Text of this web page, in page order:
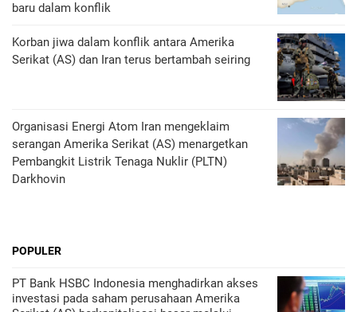
baru dalam konflik
Korban jiwa dalam konflik antara Amerika
Serikat (AS) dan Iran terus bertambah seiring
Organisasi Energi Atom Iran mengeklaim
serangan Amerika Serikat (AS) menargetkan
Pembangkit Listrik Tenaga Nuklir (PLTN)
Darkhovin
POPULER
PT Bank HSBC Indonesia menghadirkan akses
investasi pada saham perusahaan Amerika